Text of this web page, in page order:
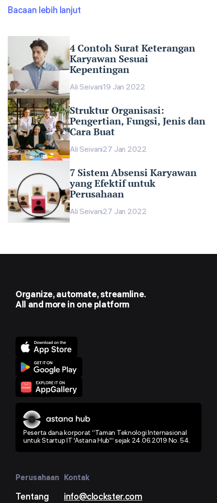
Bacaan lebih lanjut
4 Contoh Surat Keterangan
Karyawan Sesuai
Kepentingan
Ali Seivani19 Jan 2022
Struktur Organisasi:
Pengertian, Fungsi, Jenis dan
Cara Buat
Ali Seivani27 Jan 2022
7 Sistem Absensi Karyawan
yang Efektif untuk
Perusahaan
Ali Seivani27 Jan 2022
Organize, automate, streamline.
All and more in one platform
Peserta dana korporat “Taman Teknologi Internasional
untuk Startup IT 'Astana Hub'” sejak 24.06.2019 No. 54.
Perusahaan
Tentang
Kontak
info@clockster.com